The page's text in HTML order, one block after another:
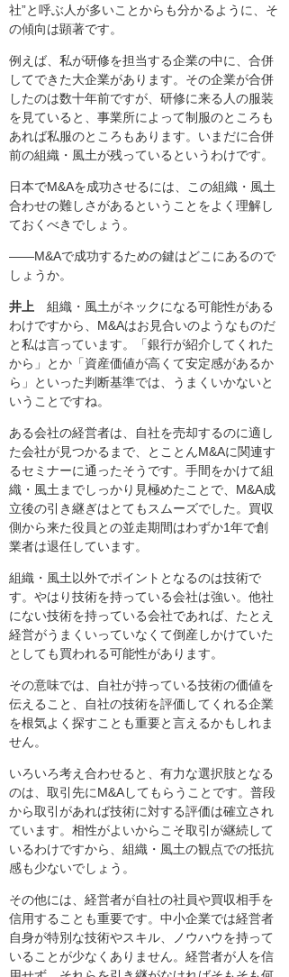
社”と呼ぶ人が多いことからも分かるように、そ
の傾向は顕著です。
例えば、私が研修を担当する企業の中に、合併
してできた大企業があります。その企業が合併
したのは数十年前ですが、研修に来る人の服装
を見ていると、事業所によって制服のところも
あれば私服のところもあります。いまだに合併
前の組織・風土が残っているというわけです。
日本でM&Aを成功させるには、この組織・風土
合わせの難しさがあるということをよく理解し
ておくべきでしょう。
――M&Aで成功するための鍵はどこにあるので
しょうか。
井上 組織・風土がネックになる可能性がある
わけですから、M&Aはお見合いのようなものだ
と私は言っています。「銀行が紹介してくれた
から」とか「資産価値が高くて安定感があるか
ら」といった判断基準では、うまくいかないと
いうことですね。
ある会社の経営者は、自社を売却するのに適し
た会社が見つかるまで、とことんM&Aに関連す
るセミナーに通ったそうです。手間をかけて組
織・風土までしっかり見極めたことで、M&A成
立後の引き継ぎはとてもスムーズでした。買収
側から来た役員との並走期間はわずか1年で創
業者は退任しています。
組織・風土以外でポイントとなるのは技術で
す。やはり技術を持っている会社は強い。他社
にない技術を持っている会社であれば、たとえ
経営がうまくいっていなくて倒産しかけていた
としても買われる可能性があります。
その意味では、自社が持っている技術の価値を
伝えること、自社の技術を評価してくれる企業
を根気よく探すことも重要と言えるかもしれま
せん。
いろいろ考え合わせると、有力な選択肢となる
のは、取引先にM&Aしてもらうことです。普段
から取引があれば技術に対する評価は確立され
ています。相性がよいからこそ取引が継続して
いるわけですから、組織・風土の観点での抵抗
感も少ないでしょう。
その他には、経営者が自社の社員や買収相手を
信用することも重要です。中小企業では経営者
自身が特別な技術やスキル、ノウハウを持って
いることが少なくありません。経営者が人を信